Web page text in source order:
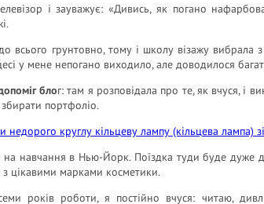
і зауважує: «Дивись, як погано
всього грунтовно, тому і школу візажу
у мене непогано виходило, але доводилося
блог: там я розповідала про те, як вчуся, і
збирати портфоліо.
на навчання в Нью-Йорк. Поїздка туди буде дуже
цікавими марками косметики.
семи років роботи, я постійно вчуся: читаю,